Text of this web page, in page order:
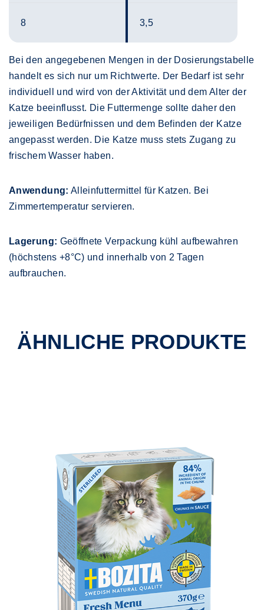
8 3,5
Bei den angegebenen Mengen in der Dosierungstabelle
handelt es sich nur um Richtwerte. Der Bedarf ist sehr
individuell und wird von der Aktivität und dem Alter der
Katze beeinflusst. Die Futtermenge sollte daher den
jeweiligen Bedürfnissen und dem Befinden der Katze
angepasst werden. Die Katze muss stets Zugang zu
frischem Wasser haben.
Anwendung: Alleinfuttermittel für Katzen. Bei
Zimmertemperatur servieren.
Lagerung: Geöffnete Verpackung kühl aufbewahren
(höchstens +8°C) und innerhalb von 2 Tagen
aufbrauchen.
ÄHNLICHE PRODUKTE